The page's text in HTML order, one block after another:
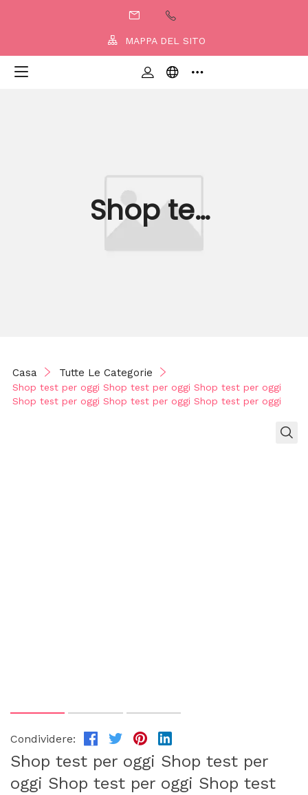
MAPPA DEL SITO
Shop test
per oggi
per oggi
Shop test
Casa Tutte Le Categorie
Shop test per oggi Shop test per oggi Shop test per oggi
Shop test per oggi Shop test per oggi Shop test per oggi
Condividere:
Shop test per oggi Shop test per
oggi Shop test per oggi Shop test